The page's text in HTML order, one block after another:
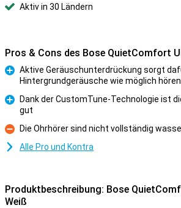
Aktiv in 30 Ländern
Pros & Cons des Bose QuietComfort
Aktive Geräuschunterdrückung sorgt
Hintergrundgeräusche wie möglich hören
Dank der CustomTune-Technologie ist
gut
Kontra
Die Ohrhörer sind nicht vollständig
Alle Pro und Kontra
Produktbeschreibung: Bose
Weiß